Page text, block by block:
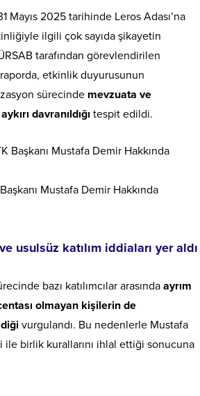
Mayıs 2025 tarihinde Leros Adası’na
ilgili çok sayıda şikayetin
tarafından görevlendirilen
raporda, etkinlik duyurusunun
sürecinde mevzuata ve
davranıldığı tespit edildi.
Mustafa Demir Hakkında
usulsüz katılım iddiaları yer aldı
bazı katılımcılar arasında ayrım
olmayan kişilerin de
vurgulandı. Bu nedenlerle Mustafa
ile birlik kurallarını ihlal ettiği sonucuna